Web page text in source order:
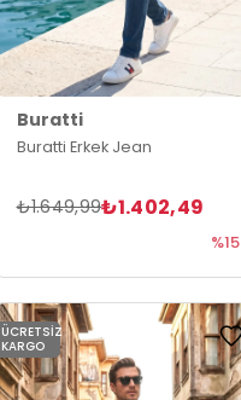
Buratti
Buratti Erkek Jean
₺1.402,49
₺1.649,99
%15
ÜCRETSIZ
KARGO